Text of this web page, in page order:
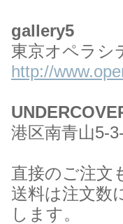
gallery5
東京オペラシ
http://
港区南青山5-
直接のご注文
送料は注文数
します。